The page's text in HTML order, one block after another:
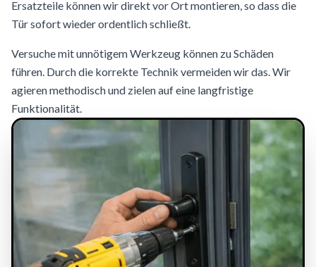
Ersatzteile können wir direkt vor Ort montieren, so dass die
Tür sofort wieder ordentlich schließt.
Versuche mit unnötigem Werkzeug können zu Schäden
führen. Durch die korrekte Technik vermeiden wir das. Wir
agieren methodisch und zielen auf eine langfristige
Funktionalität.